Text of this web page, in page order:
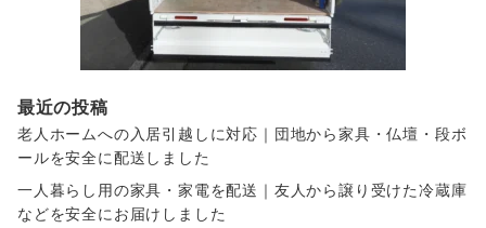
最近の投稿
老人ホームへの入居引越しに対応｜団地から家具・仏壇・段ボ
ールを安全に配送しました
一人暮らし用の家具・家電を配送｜友人から譲り受けた冷蔵庫
などを安全にお届けしました